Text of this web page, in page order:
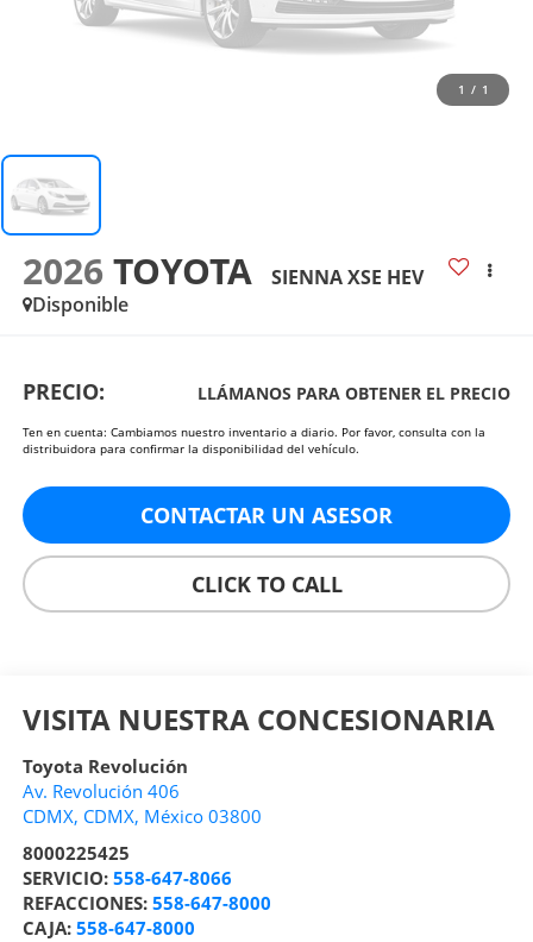
1 / 1
2026 TOYOTA
SIENNA XSE HEV
Disponible
PRECIO: LLÁMANOS PARA OBTENER EL PRECIO
Ten en cuenta: Cambiamos nuestro inventario a diario. Por favor, consulta con la
distribuidora para confirmar la disponibilidad del vehículo.
CONTACTAR UN ASESOR
CLICK TO CALL
VISITA NUESTRA CONCESIONARIA
Toyota Revolución
Av. Revolución 406
CDMX, CDMX, México 03800
8000225425
SERVICIO: 558-647-8066
REFACCIONES: 558-647-8000
CAJA: 558-647-8000